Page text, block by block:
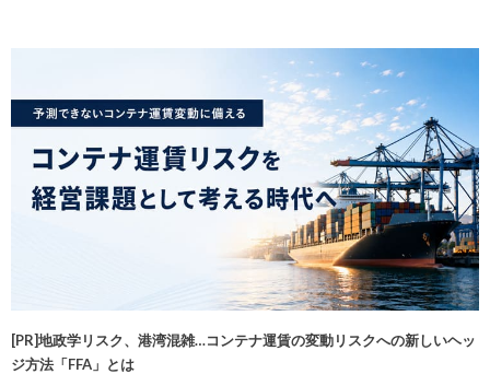
[PR]地政学リスク、港湾混雑…コンテナ運賃の変動リスクへの新しいヘッ
ジ方法「FFA」とは